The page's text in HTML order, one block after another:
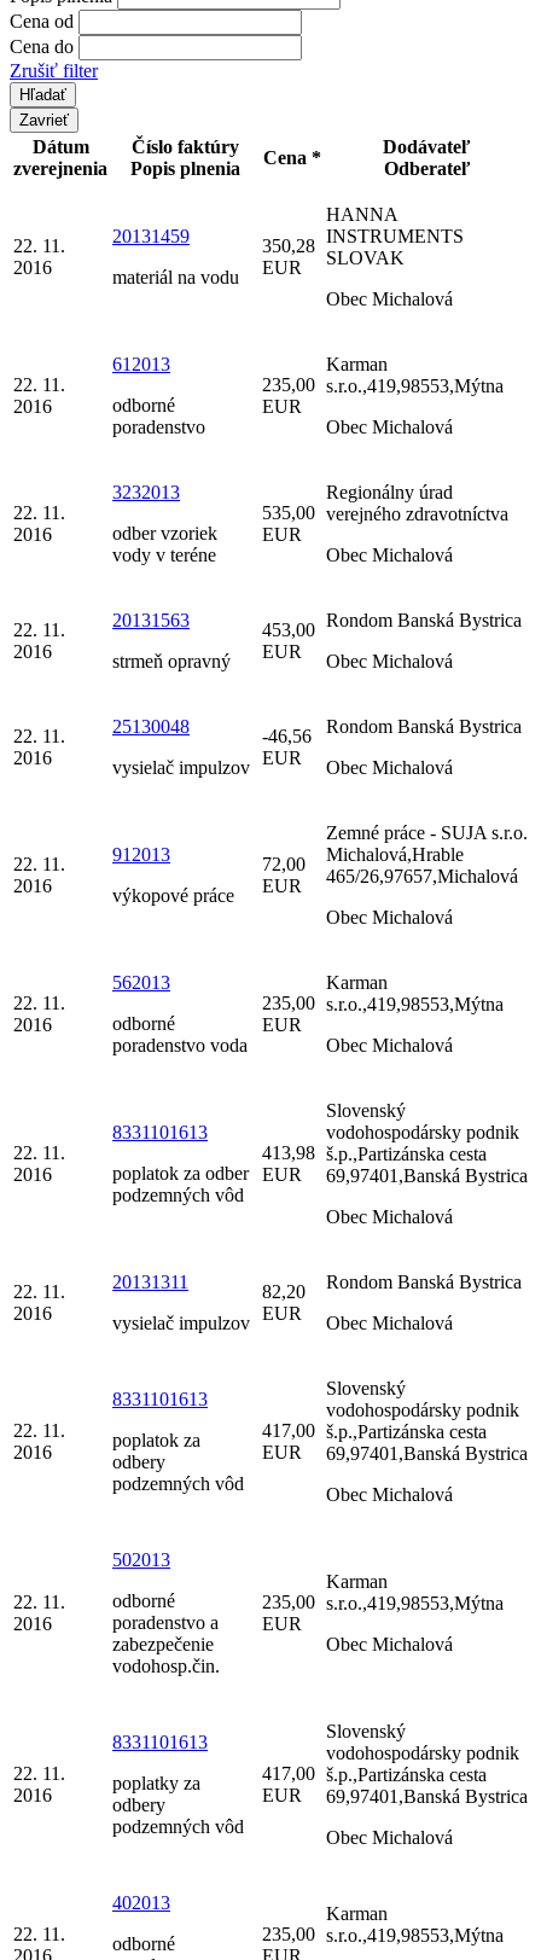
Cena od
Cena do
Zrušiť filter
Zavrieť
Dátum
zverejnenia
Číslo faktúry
Popis plnenia
Cena *
Dodávateľ
Odberateľ
22. 11.
2016
20131459
materiál na vodu
350,28
EUR
HANNA
INSTRUMENTS
SLOVAK
Obec Michalová
22. 11.
2016
612013
odborné
poradenstvo
235,00
EUR
Karman
s.r.o.,419,98553,Mýtna
Obec Michalová
22. 11.
2016
3232013
odber vzoriek
vody v teréne
535,00
EUR
Regionálny úrad
verejného zdravotníctva
Obec Michalová
22. 11.
2016
20131563
strmeň opravný
453,00
EUR
Rondom Banská Bystrica
Obec Michalová
22. 11.
2016
25130048
vysielač impulzov
-46,56
EUR
Rondom Banská Bystrica
Obec Michalová
22. 11.
2016
912013
výkopové práce
72,00
EUR
Zemné práce - SUJA s.r.o.
Michalová,Hrable
465/26,97657,Michalová
Obec Michalová
22. 11.
2016
562013
odborné
poradenstvo voda
235,00
EUR
Karman
s.r.o.,419,98553,Mýtna
Obec Michalová
22. 11.
2016
8331101613
poplatok za odber
podzemných vôd
413,98
EUR
Slovenský
vodohospodársky podnik
š.p.,Partizánska cesta
69,97401,Banská Bystrica
Obec Michalová
22. 11.
2016
20131311
vysielač impulzov
82,20
EUR
Rondom Banská Bystrica
Obec Michalová
22. 11.
2016
8331101613
poplatok za
odbery
podzemných vôd
417,00
EUR
Slovenský
vodohospodársky podnik
š.p.,Partizánska cesta
69,97401,Banská Bystrica
Obec Michalová
22. 11.
2016
502013
odborné
poradenstvo a
zabezpečenie
vodohosp.čin.
235,00
EUR
Karman
s.r.o.,419,98553,Mýtna
Obec Michalová
22. 11.
2016
8331101613
poplatky za
odbery
podzemných vôd
417,00
EUR
Slovenský
vodohospodársky podnik
š.p.,Partizánska cesta
69,97401,Banská Bystrica
Obec Michalová
22. 11.
2016
402013
odborné
235,00
EUR
Karman
s.r.o.,419,98553,Mýtna